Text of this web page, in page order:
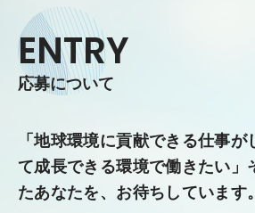
ENTRY
応募について
「地球環境に貢献できる仕事
て成長できる環境で働きたい」
たあなたを、お待ちしています。